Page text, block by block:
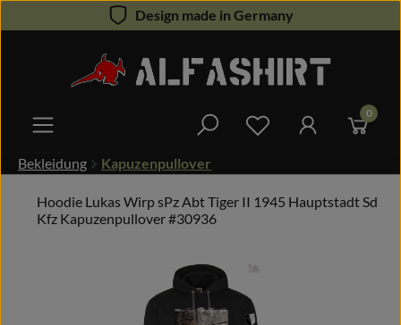
Zum Hauptinhalt springenDesign made in Germany
Du hast 0 0
Bekleidung Kapuzenpullover
Hoodie Lukas Wirp sPz Abt Tiger II 1945 Hauptstadt Sd
Kfz Kapuzenpullover #30936